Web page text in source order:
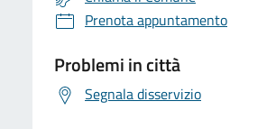
Prenota appuntamento
Problemi in città
Segnala disservizio